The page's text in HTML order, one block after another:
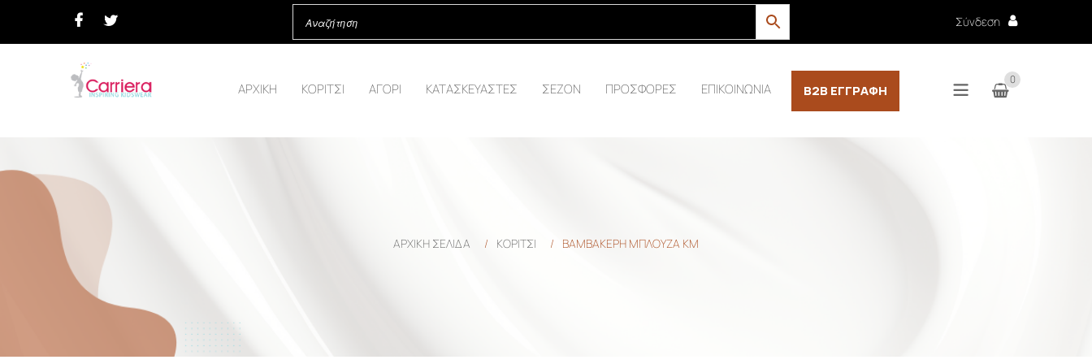
Σύνδεση
ΑΡΧΙΚΗ ΚΟΡΙΤΣΙ ΑΓΟΡΙ ΚΑΤΑΣΚΕΥΑΣΤΕΣ ΣΕΖΟΝ ΠΡΟΣΦΟΡΕΣ ΕΠΙΚΟΙΝΩΝΙΑ B2B ΕΓΓΡΑΦΉ
0
ΑΡΧΙΚΉ ΣΕΛΊΔΑ / ΚΟΡΙΤΣΙ / ΒΑΜΒΑΚΕΡΗ ΜΠΛΟΥΖΑ ΚΜ